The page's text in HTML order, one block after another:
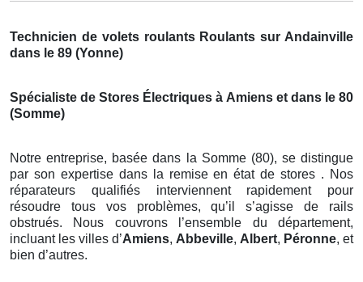
Technicien de volets roulants Roulants sur Andainville
dans le 89 (Yonne)
Spécialiste de Stores Électriques à Amiens et dans le 80
(Somme)
Notre entreprise, basée dans la Somme (80), se distingue
par son expertise dans la remise en état de stores . Nos
réparateurs qualifiés interviennent rapidement pour
résoudre tous vos problèmes, qu’il s’agisse de rails
obstrués. Nous couvrons l’ensemble du département,
incluant les villes d’Amiens, Abbeville, Albert, Péronne, et
bien d’autres.